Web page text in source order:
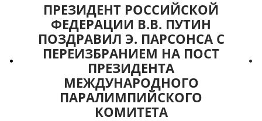
ПРЕЗИДЕНТ РОССИЙСКОЙ
ФЕДЕРАЦИИ В.В. ПУТИН
ПОЗДРАВИЛ Э. ПАРСОНСА С
ПЕРЕИЗБРАНИЕМ НА ПОСТ
ПРЕЗИДЕНТА
МЕЖДУНАРОДНОГО
ПАРАЛИМПИЙСКОГО
КОМИТЕТА